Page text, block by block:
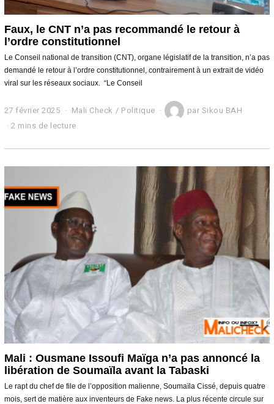
Faux, le CNT n’a pas recommandé le retour à
l’ordre constitutionnel
Le Conseil national de transition (CNT), organe législatif de la transition, n’a pas
demandé le retour à l’ordre constitutionnel, contrairement à un extrait de vidéo
viral sur les réseaux sociaux. “Le Conseil
27 février 2025
4
m
s
2
5
Mali Check / Politique par Sikou BAH
2 mins de lecture
Mali : Ousmane Issoufi Maïga n’a pas annoncé la
libération de Soumaïla avant la Tabaski
Le rapt du chef de file de l’opposition malienne, Soumaïla Cissé, depuis quatre
mois, sert de matière aux inventeurs de Fake news. La plus récente circule sur